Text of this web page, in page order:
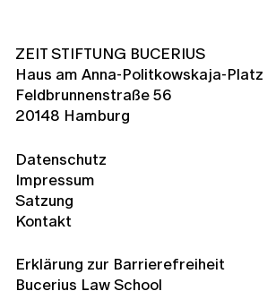
ZEIT STIFTUNG BUCERIUS
Haus am Anna-Politkowskaja-Platz
Feldbrunnenstraße 56
20148 Hamburg
Datenschutz
Impressum
Satzung
Kontakt
Erklärung zur Barrierefreiheit
Bucerius Law School